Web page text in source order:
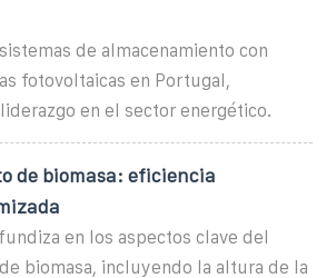
de almacenamiento con
fotovoltaicas en Portugal,
en el sector energético.
de biomasa: eficiencia
en los aspectos clave del
biomasa, incluyendo la altura de la